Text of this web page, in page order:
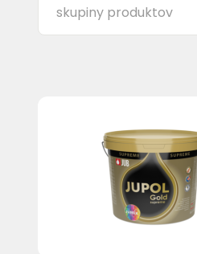
skupiny produktov